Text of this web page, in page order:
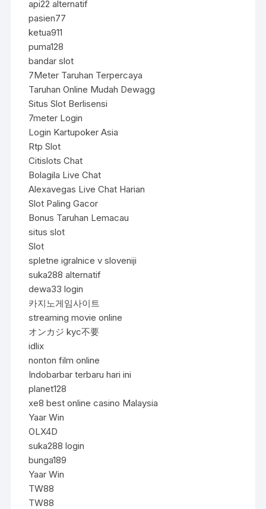
api22 alternatif
pasien77
ketua911
puma128
bandar slot
7Meter Taruhan Terpercaya
Taruhan Online Mudah Dewagg
Situs Slot Berlisensi
7meter Login
Login Kartupoker Asia
Rtp Slot
Citislots Chat
Bolagila Live Chat
Alexavegas Live Chat Harian
Slot Paling Gacor
Bonus Taruhan Lemacau
situs slot
Slot
spletne igralnice v sloveniji
suka288 alternatif
dewa33 login
카지노게임사이트
streaming movie online
オンカジ kyc不要
idlix
nonton film online
Indobarbar terbaru hari ini
planet128
xe8 best online casino Malaysia
Yaar Win
OLX4D
suka288 login
bunga189
Yaar Win
TW88
TW88